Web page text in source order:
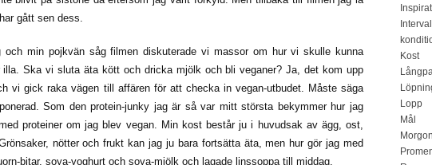
gått sen dess.
och min pojkvän såg filmen diskuterade vi massor om hur vi skulle kunna
illa. Ska vi sluta äta kött och dricka mjölk och bli veganer? Ja, det kom upp
vi gick raka vägen till affären för att checka in vegan-utbudet. Måste säga
Som den protein-junky jag är så var mitt största bekymmer hur jag
proteiner om jag blev vegan. Min kost består ju i huvudsak av ägg, ost,
nötter och frukt kan jag ju bara fortsätta äta, men hur gör jag med
bitar, soya-yoghurt och soya-mjölk och lagade linssoppa till middag.
Kost
Lopp
Mål